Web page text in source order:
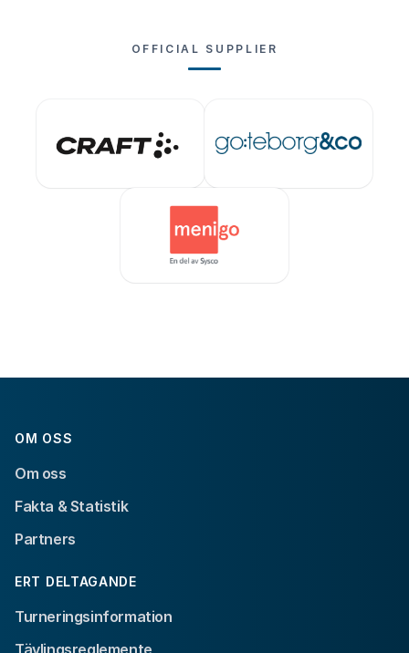
OFFICIAL SUPPLIER
OM OSS
Om oss
Fakta & Statistik
Partners
ERT DELTAGANDE
Turneringsinformation
Tävlingsreglemente